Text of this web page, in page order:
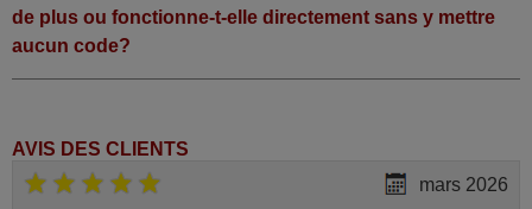
de plus ou fonctionne-t-elle directement sans y mettre
aucun code?
AVIS DES CLIENTS
mars 2026